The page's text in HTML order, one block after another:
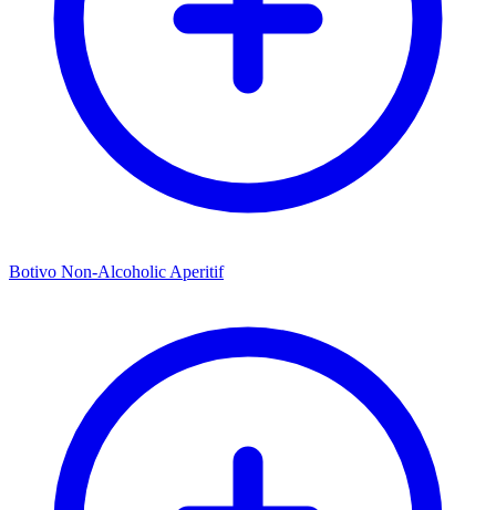
Botivo Non-Alcoholic Aperitif